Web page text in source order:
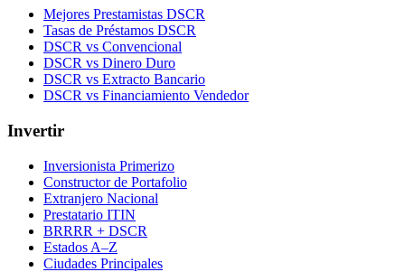
Mejores Prestamistas DSCR
Tasas de Préstamos DSCR
DSCR vs Convencional
DSCR vs Dinero Duro
DSCR vs Extracto Bancario
DSCR vs Financiamiento Vendedor
Invertir
Inversionista Primerizo
Constructor de Portafolio
Extranjero Nacional
Prestatario ITIN
BRRRR + DSCR
Estados A–Z
Ciudades Principales